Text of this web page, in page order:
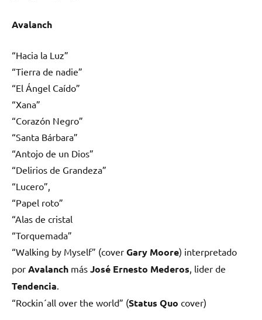
Avalanch
“Hacia la Luz”
“Tierra de nadie”
“El Ángel Caído”
“Xana”
“Corazón Negro”
“Santa Bárbara”
“Antojo de un Dios”
“Delirios de Grandeza”
“Lucero”,
“Papel roto”
“Alas de cristal
“Torquemada”
“Walking by Myself” (cover Gary Moore) interpretado
por Avalanch más José Ernesto Mederos , lider de
Tendencia
“Rockin´all over the world” (Status Quo cover)